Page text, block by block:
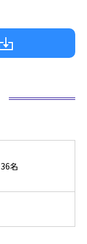
36名